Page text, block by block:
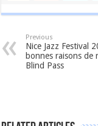
Previous
Nice Jazz Festival
bonnes raisons de
Blind Pass